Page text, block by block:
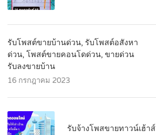
รับโพสต์ขายบ้านด่วน, รับโพสต์อสังหา
ด่วน, โพสต์ขายคอนโดด่วน, ขายด่วน
รับลงขายบ้าน
16 กรกฎาคม 2023
รับจ้างโพสขายทาวน์เฮ้าส์